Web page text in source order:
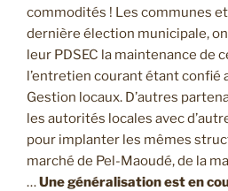
commodités ! Les communes
dernière élection municipale,
leur PDSEC la maintenance de
l’entretien courant étant confié
Gestion locaux. D’autres
les autorités locales avec
pour implanter les mêmes
marché de Pel-Maoudé, de la
…Une généralisation est en